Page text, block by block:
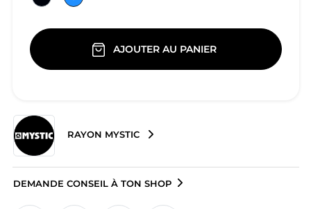
AJOUTER AU PANIER
RAYON MYSTIC
DEMANDE CONSEIL À TON SHOP